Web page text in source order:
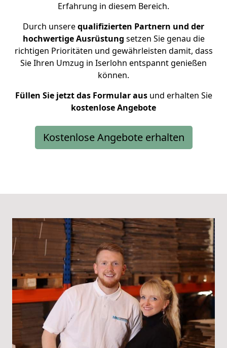
Erfahrung in diesem Bereich.
Durch unserequalifizierten Partnern und der
hochwertige Ausrüstung setzen Sie genau die
richtigen Prioritäten und gewährleisten damit, dass
Sie Ihren Umzug in Iserlohn entspannt genießen
können.
Füllen Sie jetzt das Formular ausund erhalten Sie
kostenloseAngebote
Kostenlose Angebote erhalten